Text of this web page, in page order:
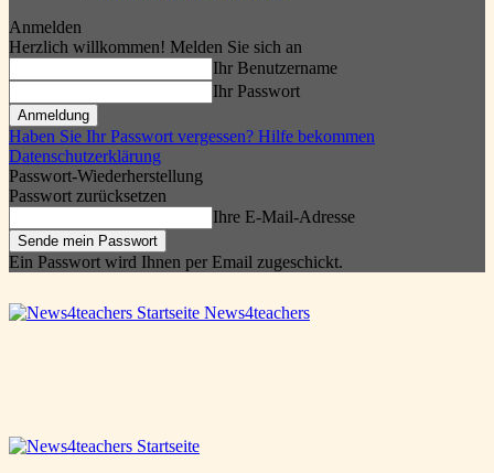
Anmelden
Herzlich willkommen! Melden Sie sich an
Ihr Benutzername
Ihr Passwort
Haben Sie Ihr Passwort vergessen? Hilfe bekommen
Datenschutzerklärung
Passwort-Wiederherstellung
Passwort zurücksetzen
Ihre E-Mail-Adresse
Ein Passwort wird Ihnen per Email zugeschickt.
News4teachers